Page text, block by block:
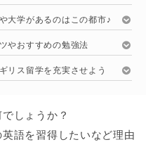
大学があるのはこの都市♪
やおすすめの勉強法
リス留学を充実させよう
しょうか？
語を習得したいなど理由